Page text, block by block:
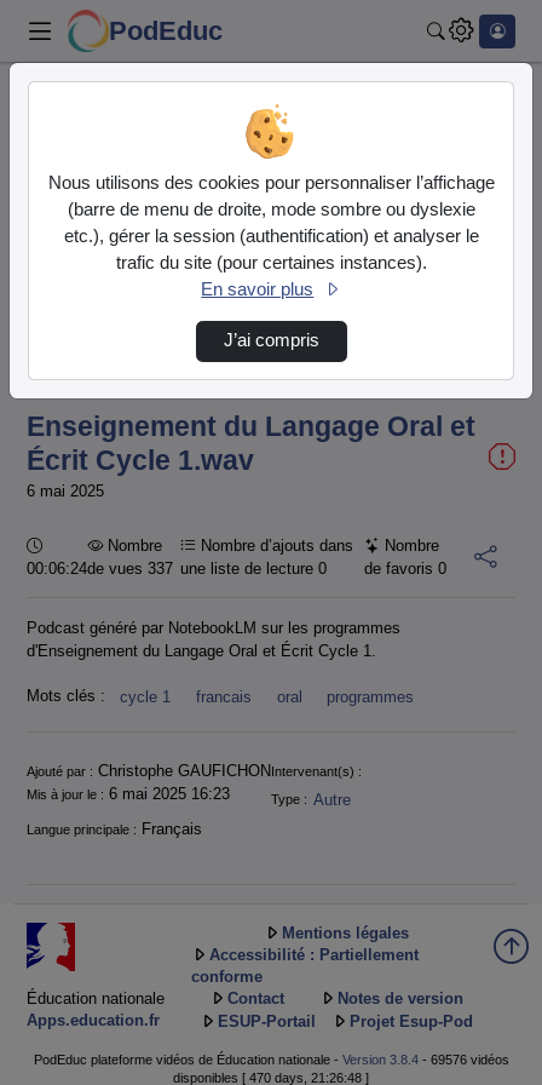
PodEduc
Enseignement du Langage Oral et Écrit Cycle …
actuel
00:00:000 / Durée
06:24:694 Chargé
55.47%
dans
l'image
écran
Enseignement du Langage Oral et
Écrit Cycle 1.wav
6 mai 2025
Durée :
00:06:24
Nombre
de vues 337
Nombre d’ajouts dans
une liste de lecture0
Nombre
de favoris 0
Podcast généré par NotebookLM sur les programmes
d'Enseignement du Langage Oral et Écrit Cycle 1.
Mots clés : cycle 1 francais oral programmes
Informations
Ajouté par : Christophe GAUFICHON Intervenant(s) :
Mis à jour le : 6 mai 2025 16:23 Type : Autre
Langue principale : Français
Éducation nationale
Apps.education.fr
Mentions légales
Accessibilité : Partiellement
conforme
Contact
Notes de version
ESUP-Portail
Projet Esup-Pod
PodEduc plateforme vidéos de Éducation nationale - Version 3.8.4- 69576 vidéos
disponibles [ 470 days, 21:26:48 ]
Nous utilisons des cookies pour personnaliser l’affichage
(barre de menu de droite, mode sombre ou dyslexie
etc.), gérer la session (authentification) et analyser le
trafic du site (pour certaines instances).
En savoir plus
J’ai compris